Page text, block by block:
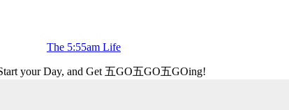
The 5:55am Life
your Day, and Get 五GO五GO五GOing!